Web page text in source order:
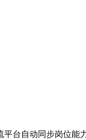
台自动同步岗位